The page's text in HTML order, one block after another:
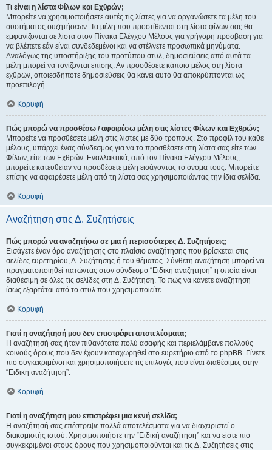
Τι είναι η λίστα Φίλων και Εχθρών;
Μπορείτε να χρησιμοποιήσετε αυτές τις λίστες για να οργανώσετε τα μέλη του
συστήματος συζητήσεων. Τα μέλη που προστίθενται στη λίστα φίλων σας θα
εμφανίζονται σε λίστα στον Πίνακα Ελέγχου Μέλους για γρήγορη πρόσβαση για
να βλέπετε εάν είναι συνδεδεμένοι και να στέλνετε προσωπικά μηνύματα.
Αναλόγως της υποστήριξης του προτύπου στυλ, δημοσιεύσεις από αυτά τα
μέλη μπορεί να τονίζονται επίσης. Αν προσθέσετε κάποιο μέλος στη λίστα
εχθρών, οποιεσδήποτε δημοσιεύσεις θα κάνει αυτό θα αποκρύπτονται ως
προεπιλογή.
Κορυφή
Πώς μπορώ να προσθέσω / αφαιρέσω μέλη στις λίστες Φίλων και Εχθρών;
Μπορείτε να προσθέσετε μέλη στις λίστες με δύο τρόπους. Στο προφίλ του κάθε
μέλους, υπάρχει ένας σύνδεσμος για να το προσθέσετε στη λίστα σας είτε των
Φίλων, είτε των Εχθρών. Εναλλακτικά, από τον Πίνακα Ελέγχου Μέλους,
μπορείτε κατευθείαν να προσθέσετε μέλη εισάγοντας το όνομα τους. Μπορείτε
επίσης να αφαιρέσετε μέλη από τη λίστα σας χρησιμοποιώντας την ίδια σελίδα.
Κορυφή
Αναζήτηση στις Δ. Συζητήσεις
Πώς μπορώ να αναζητήσω σε μια ή περισσότερες Δ. Συζητήσεις;
Εισάγετε έναν όρο αναζήτησης στο πλαίσιο αναζήτησης που βρίσκεται στις
σελίδες ευρετηρίου, Δ. Συζήτησης ή του θέματος. Σύνθετη αναζήτηση μπορεί να
πραγματοποιηθεί πατώντας στον σύνδεσμο “Ειδική αναζήτηση” η οποία είναι
διαθέσιμη σε όλες τις σελίδες στη Δ. Συζήτηση. Το πώς να κάνετε αναζήτηση
ίσως εξαρτάται από το στυλ που χρησιμοποιείτε.
Κορυφή
Γιατί η αναζήτησή μου δεν επιστρέφει αποτελέσματα;
Η αναζήτησή σας ήταν πιθανότατα πολύ ασαφής και περιελάμβανε πολλούς
κοινούς όρους που δεν έχουν καταχωρηθεί στο ευρετήριο από το phpBB. Γίνετε
πιο συγκεκριμένοι και χρησιμοποιήσετε τις επιλογές που είναι διαθέσιμες στην
“Ειδική αναζήτηση”.
Κορυφή
Γιατί η αναζήτηση μου επιστρέφει μια κενή σελίδα;
Η αναζήτησή σας επέστρεψε πολλά αποτελέσματα για να διαχειριστεί ο
διακομιστής ιστού. Χρησιμοποιήστε την “Ειδική αναζήτηση” και να είστε πιο
συγκεκριμένοι στους όρους που χρησιμοποιούνται και τις Δ. Συζητήσεις στις